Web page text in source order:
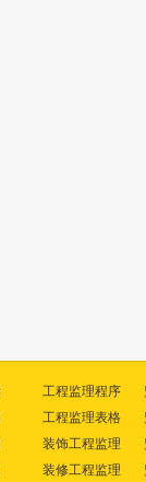
工程监理程序
工程监理表格
装饰工程监理
装修工程监理